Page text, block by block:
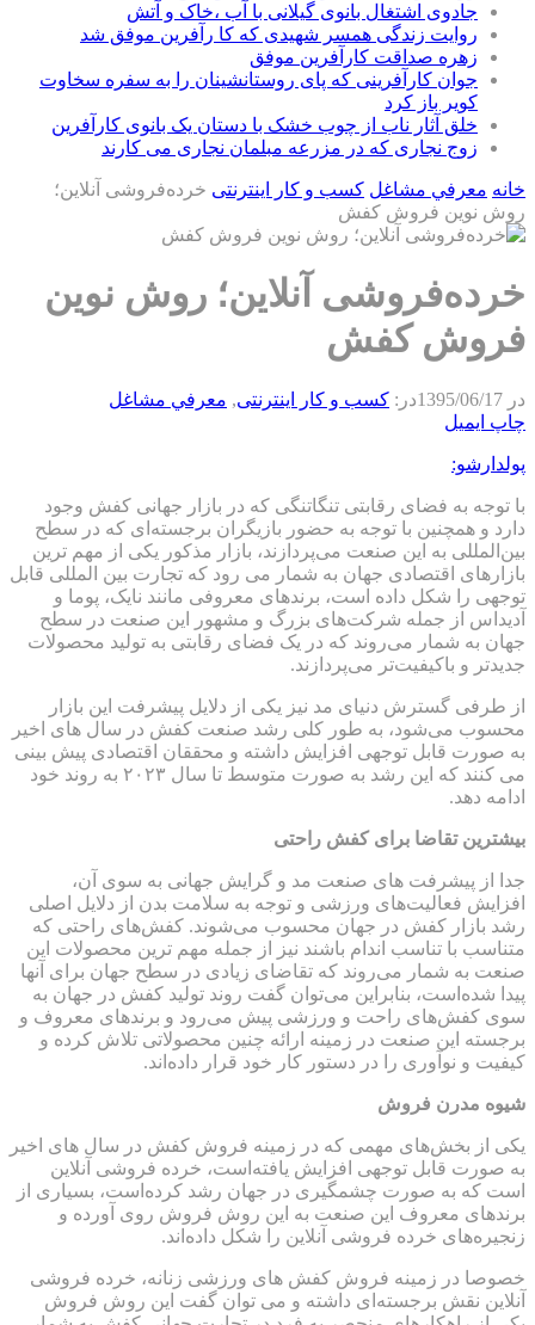
جادوی اشتغال بانوی گیلانی با آب ،خاک و آتش
روایت زندگی همسر شهیدی که کا رآفرین موفق شد
زهره صداقت کارآفرین موفق
جوان کارآفرینی که پای روستانشینان را به سفره سخاوت
کویر باز کرد
خلق آثار ناب از چوب خشک با دستان یک بانوی کارآفرین
زوج نجاری که در مزرعه مبلمان نجاری می کارند
خانه معرفي مشاغل كسب و كار اينترنتی خرده‌فروشی آنلاین؛
روش نوین فروش کفش
خرده‌فروشی آنلاین؛ روش نوین
فروش کفش
در 1395/06/17در: كسب و كار اينترنتی, معرفي مشاغل
چاپ ایمیل
پولدارشو:
با توجه به فضای رقابتی تنگاتنگی که در بازار جهانی کفش وجود
دارد و همچنین با توجه به حضور بازیگران برجسته‌ای که در سطح
بین‌المللی به این صنعت می‌پردازند، بازار مذکور یکی از مهم ترین
بازارهای اقتصادی جهان به شمار می رود که تجارت بین المللی قابل
توجهی را شکل داده است، برندهای معروفی مانند نایک، پوما و
آدیداس از جمله شرکت‌های بزرگ و مشهور این صنعت در سطح
جهان به شمار می‌روند که در یک فضای رقابتی به تولید محصولات
جدیدتر و باکیفیت‌تر می‌پردازند.
از طرفی گسترش دنیای مد نیز یکی از دلایل پیشرفت این بازار
محسوب می‌شود، به طور کلی رشد صنعت کفش در سال های اخیر
به صورت قابل توجهی افزایش داشته و محققان اقتصادی پیش بینی
می کنند که این رشد به صورت متوسط تا سال ۲۰۲۳ به روند خود
ادامه دهد.
بیشترین تقاضا برای کفش راحتی
جدا از پیشرفت های صنعت مد و گرایش جهانی به سوی آن،
افزایش فعالیت‌های ورزشی و توجه به سلامت بدن از دلایل اصلی
رشد بازار کفش در جهان محسوب می‌شوند. کفش‌های راحتی که
متناسب با تناسب اندام باشند نیز از جمله مهم ترین محصولات این
صنعت به شمار می‌روند که تقاضای زیادی در سطح جهان برای آنها
پیدا شده‌است، بنابراین می‌توان گفت روند تولید کفش در جهان به
سوی کفش‌های راحت و ورزشی پیش می‌رود و برندهای معروف و
برجسته این صنعت در زمینه ارائه چنین محصولاتی تلاش کرده و
کیفیت و نوآوری را در دستور کار خود قرار داده‌اند.
شیوه مدرن فروش
یکی از بخش‌های مهمی که در زمینه فروش کفش در سال های اخیر
به صورت قابل توجهی افزایش یافته‌است، خرده فروشی آنلاین
است که به صورت چشمگیری در جهان رشد کرده‌است، بسیاری از
برندهای معروف این صنعت به این روش فروش روی آورده و
زنجیره‌های خرده فروشی آنلاین را شکل داده‌اند.
خصوصا در زمینه فروش کفش های ورزشی زنانه، خرده فروشی
آنلاین نقش برجسته‌ای داشته و می توان گفت این روش فروش